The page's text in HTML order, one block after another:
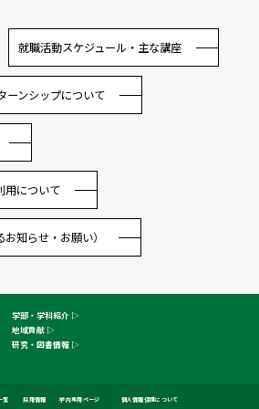
キャンパス
就職活動スケジュール・主な講座
ーンシップについて
用について
知らせ・お願い）
学部・学科紹介
地域貢献
研究・図書情報
覧 採用情報 学内専用ページ 個人情報保護について